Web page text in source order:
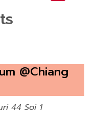
t
s
Search
V
@Chiang
44 Soi 1